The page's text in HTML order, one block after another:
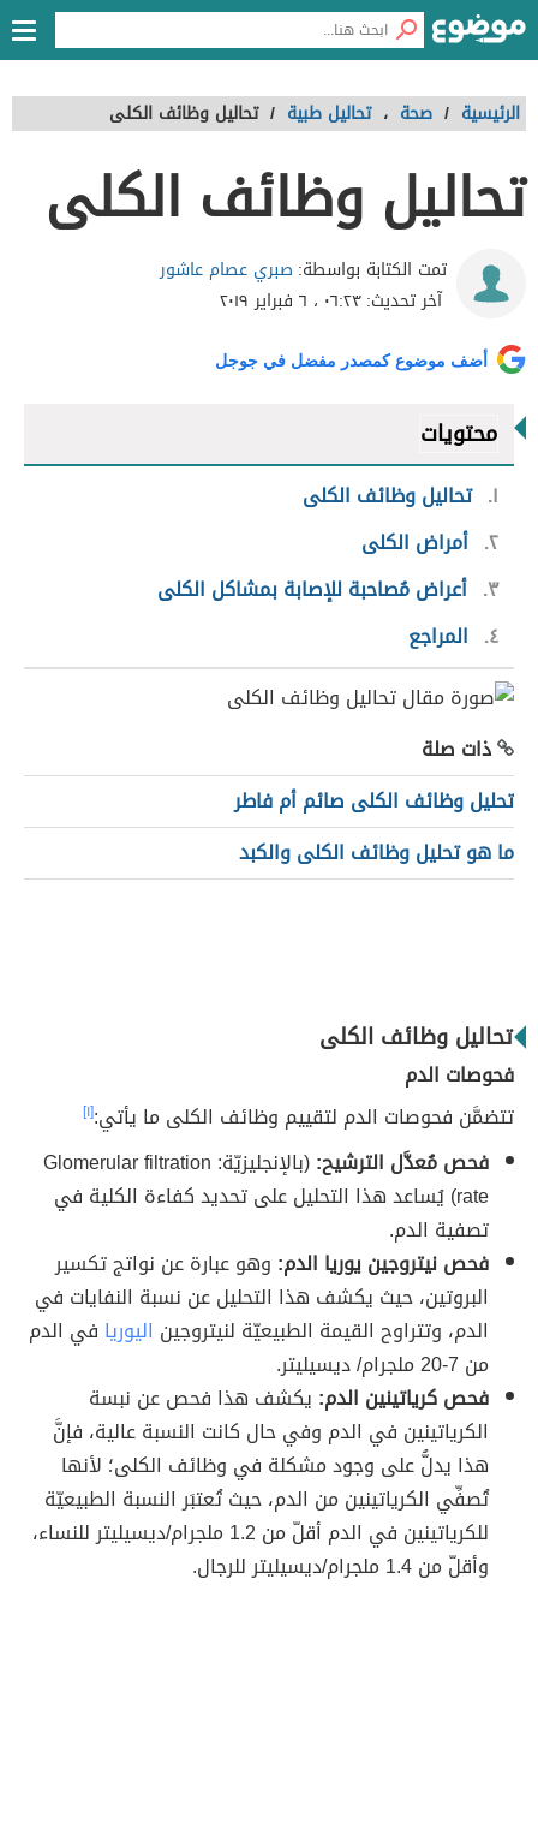
الرئيسية / صحة ، تحاليل طبية / تحاليل وظائف الكلى
تحاليل وظائف الكلى
تمت الكتابة بواسطة: صبري عصام عاشور
آخر تحديث:٠٦:٢٣ ، ٦ فبراير ٢٠١٩
أضف موضوع كمصدر مفضل في جوجل
محتويات
١ تحاليل وظائف الكلى
٢ أمراض الكلى
٣ أعراض مُصاحبة للإصابة بمشاكل الكلى
٤
المراجع
ذات صلة
تحليل وظائف الكلى صائم أم فاطر
ما هو تحليل وظائف الكلى والكبد
تحاليل وظائف الكلى
فحوصات الدم
تتضمَّن فحوصات الدم لتقييم وظائف الكلى ما يأتي:[١]
فحص مُعدَّل الترشيح:
(بالإنجليزيّة: Glomerular filtration
rate) يُساعد هذا التحليل على تحديد كفاءة الكلية في
تصفية الدم.
فحص نيتروجين يوريا الدم: وهو عبارة عن نواتج تكسير
البروتين، حيث يكشف هذا التحليل عن نسبة النفايات في
الدم، وتتراوح القيمة الطبيعيّة لنيتروجين اليوريا في الدم
من 7-20 ملجرام/ ديسيليتر.
فحص كرياتينين الدم: يكشف هذا فحص عن نبسة
الكرياتينين في الدم وفي حال كانت النسبة عالية، فإنَّ
هذا يدلُّ على وجود مشكلة في وظائف الكلى؛ لأنها
تُصفِّي الكرياتينين من الدم، حيث تُعتبَر النسبة الطبيعيّة
للكرياتينين في الدم أقلّ من 1.2 ملجرام/ديسيليتر للنساء،
وأقلّ من 1.4 ملجرام/ديسيليتر للرجال.